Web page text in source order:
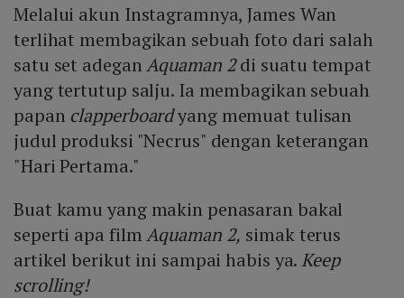
Melalui akun Instagramnya, James Wan
terlihat membagikan sebuah foto dari salah
satu set adeganAquaman 2di suatu tempat
yang tertutup salju. Ia membagikan sebuah
papan clapperboardyang memuat tulisan
judul produksi "Necrus" dengan keterangan
"Hari Pertama."
Buat kamu yang makin penasaran bakal
seperti apa filmAquaman 2, simak terus
artikel berikut ini sampai habis ya. Keep
scrolling!